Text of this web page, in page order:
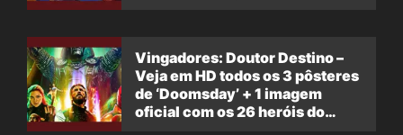
Vingadores: Doutor Destino –
Veja em HD todos os 3 pôsteres
de ‘Doomsday’ + 1 imagem
oficial com os 26 heróis do